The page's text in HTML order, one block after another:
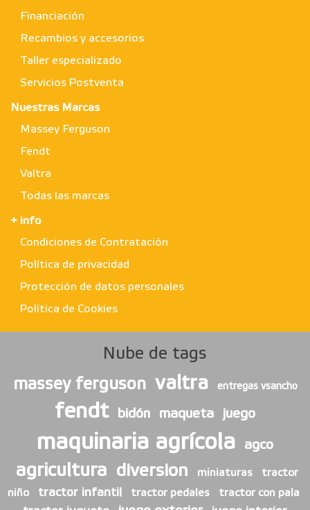
Financiación
Recambios y accesorios
Taller especializado
Servicios Postventa
Nuestras Marcas
Massey Ferguson
Fendt
Valtra
Todas las marcas
+ info
Condiciones de Contratación
Política de privacidad
Protección de datos personales
Política de Cookies
Nube de tags
massey ferguson
valtra entregas vsancho
fendt bidón maqueta juego
maquinaria agrícola agco
agricultura diversion miniaturas tractor
niño tractor infantil tractor pedales tractor con pala